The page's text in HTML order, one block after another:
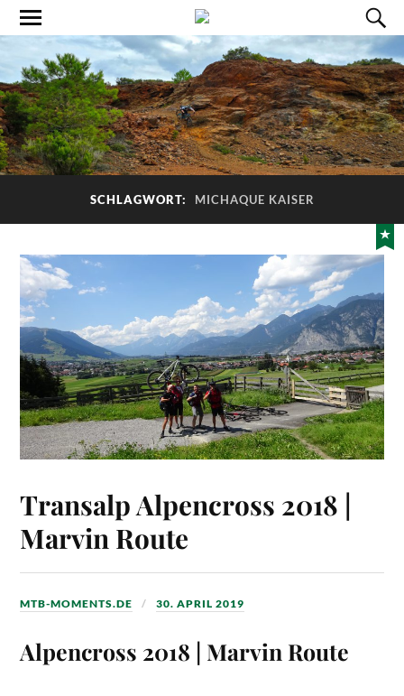
SCHLAGWORT: MICHAQUE KAISER
Transalp Alpencross 2018 |
Marvin Route
MTB-MOMENTS.DE 30. APRIL 2019
Alpencross 2018 | Marvin Route